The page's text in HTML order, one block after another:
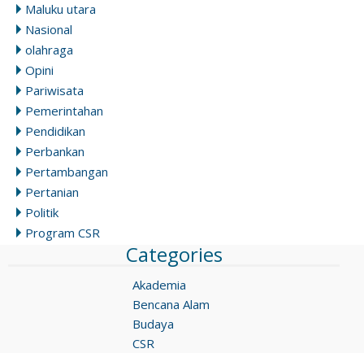
Maluku utara
Nasional
olahraga
Opini
Pariwisata
Pemerintahan
Pendidikan
Perbankan
Pertambangan
Pertanian
Politik
Program CSR
Categories
Akademia
Bencana Alam
Budaya
CSR